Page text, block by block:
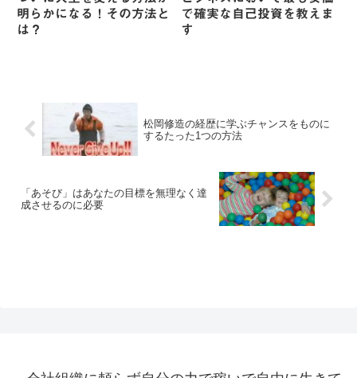
明らかになる！その方法と
は？
で確実な自己投資を教えま
す
松岡修造の経歴に学ぶチャンスをものに
するたった1つの方法
「あそび」はあなたの目標を無理なく達
成させるのに必要